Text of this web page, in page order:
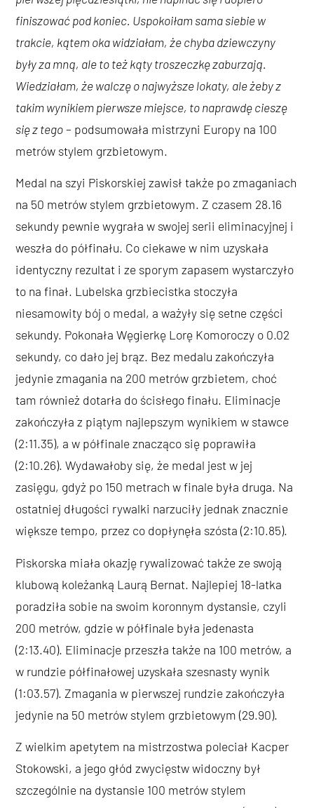
finiszować pod koniec. Uspokoiłam sama siebie w
trakcie, kątem oka widziałam, że chyba dziewczyny
były za mną, ale to też kąty troszeczkę zaburzają.
Wiedziałam, że walczę o najwyższe lokaty, ale żeby z
takim wynikiem pierwsze miejsce, to naprawdę cieszę
się z tego– podsumowała mistrzyni Europy na 100
metrów stylem grzbietowym.
Medal na szyi Piskorskiej zawisł także po zmaganiach
na 50 metrów stylem grzbietowym. Z czasem 28.16
sekundy pewnie wygrała w swojej serii eliminacyjnej i
weszła do półfinału. Co ciekawe w nim uzyskała
identyczny rezultat i ze sporym zapasem wystarczyło
to na finał. Lubelska grzbiecistka stoczyła
niesamowity bój o medal, a ważyły się setne części
sekundy. Pokonała Węgierkę Lorę Komoroczy o 0.02
sekundy, co dało jej brąz. Bez medalu zakończyła
jedynie zmagania na 200 metrów grzbietem, choć
tam również dotarła do ścisłego finału. Eliminacje
zakończyła z piątym najlepszym wynikiem w stawce
(2:11.35), a w półfinale znacząco się poprawiła
(2:10.26). Wydawałoby się, że medal jest w jej
zasięgu, gdyż po 150 metrach w finale była druga. Na
ostatniej długości rywalki narzuciły jednak znacznie
większe tempo, przez co dopłynęła szósta (2:10.85).
Piskorska miała okazję rywalizować także ze swoją
klubową koleżanką Laurą Bernat. Najlepiej 18-latka
poradziła sobie na swoim koronnym dystansie, czyli
200 metrów, gdzie w półfinale była jedenasta
(2:13.40). Eliminacje przeszła także na 100 metrów, a
w rundzie półfinałowej uzyskała szesnasty wynik
(1:03.57). Zmagania w pierwszej rundzie zakończyła
jedynie na 50 metrów stylem grzbietowym (29.90).
Z wielkim apetytem na mistrzostwa poleciał Kacper
Stokowski, a jego głód zwycięstw widoczny był
szczególnie na dystansie 100 metrów stylem